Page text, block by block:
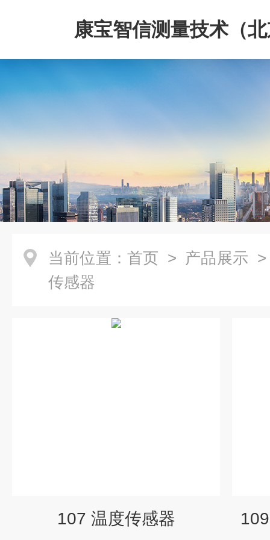
康宝智信测量技术（
限公司
当前位置： 首页 > 产品展示
传感器
107 温度传感器